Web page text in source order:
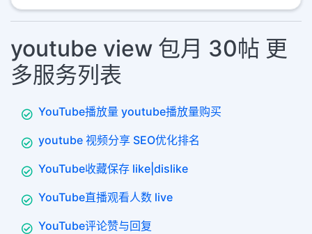
youtube view 包月 30帖 更
多服务列表
YouTube播放量 youtube播放量购买
youtube 视频分享 SEO优化排名
YouTube收藏保存 like|dislike
YouTube直播观看人数 live
YouTube评论赞与回复